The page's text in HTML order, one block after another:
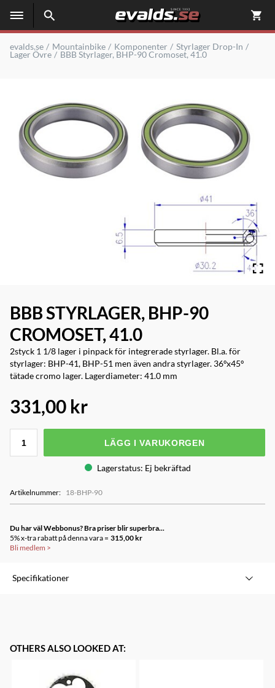
evalds.se Mountainbike Komponenter
Styrlager Drop-In
Lager Övre
BBB Styrlager, BHP-90 Cromoset, 41.0
BBB STYRLAGER, BHP-90
CROMOSET, 41.0
2styck 1 1/8 lager i pinpack för integrerade styrlager. Bl.a. för
styrlager: BHP-41, BHP-51 men även andra styrlager. 36ºx45º
tätade cromo lager. Lagerdiameter: 41.0 mm
331,00 kr
LÄGG I VARUKORGEN
Lagerstatus: Ej bekräftad
Artikelnummer: 18-BHP-90
Du har väl Webbonus? Bra priser blir superbra...
5% x-tra rabatt på denna vara = 315,00 kr
Bli medlem >
Specifikationer
Lager
OTHERS ALSO LOOKED AT: